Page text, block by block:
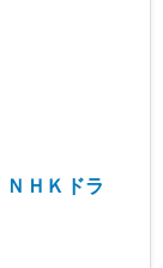
ＨＫドラ